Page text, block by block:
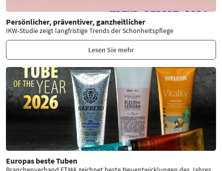
Persönlicher, präventiver, ganzheitlicher
IKW-Studie zeigt langfristige Trends der Schönheitspflege
Lesen Sie mehr
Europas beste Tuben